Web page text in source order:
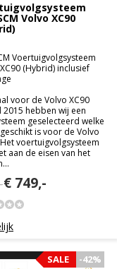
Volvo XC90
Voertuigvolgsysteem
(Hybrid) inclusief
voor de Volvo XC90
hebben wij een
geselecteerd welke
is voor de Volvo
voertuigvolgsysteem
aan de eisen van het
€ 749,-
-42%
SALE -42%
SALE